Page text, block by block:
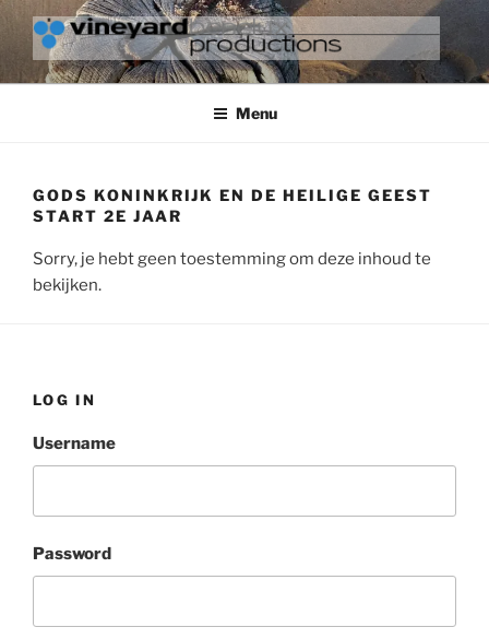
Ga
inhoudVINEYARD BENELUX
PRODUCTIONSMenu
GODS KONINKRIJK EN DE HEILIGE GEEST
START 2E JAAR
Sorry, je hebt geen toestemming om deze inhoud te
bekijken.
LOG IN
Username
Password